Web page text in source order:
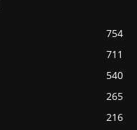
754
711
540
265
216